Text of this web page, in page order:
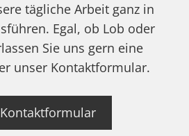
tägliche Arbeit ganz in
Egal, ob Lob oder
Sie uns gern eine
unser Kontaktformular.